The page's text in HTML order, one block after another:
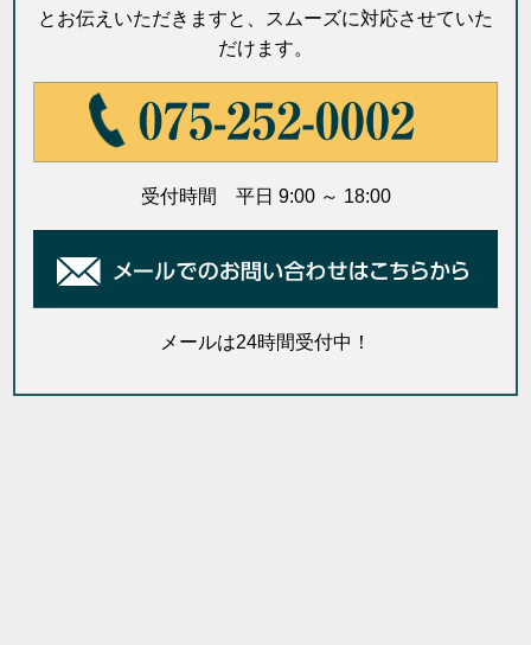
とお伝えいただきますと、スムーズに対応させていた
だけます。
受付時間 平日 9:00 ～ 18:00
メールは24時間受付中！